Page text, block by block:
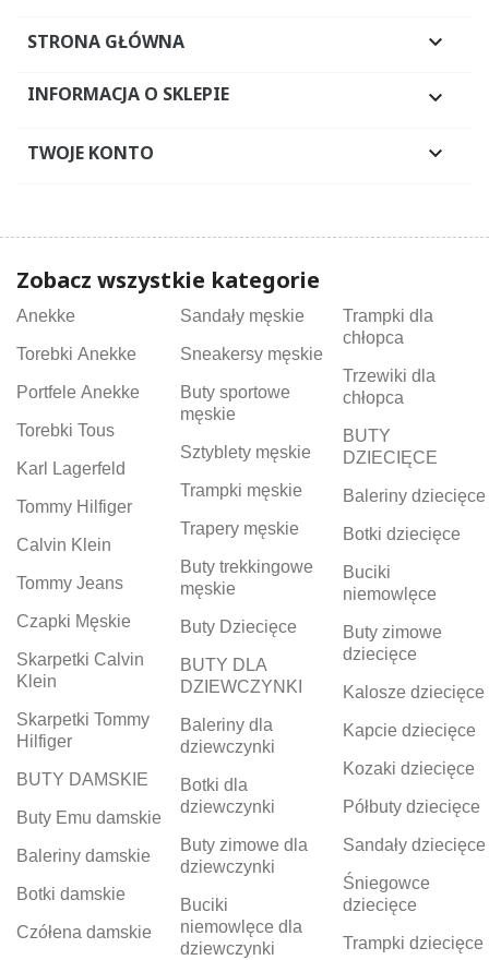
STRONA GŁÓWNA 
INFORMACJA O SKLEPIE 
TWOJE KONTO 
Zobacz wszystkie kategorie
Anekke
Torebki Anekke
Portfele Anekke
Torebki Tous
Karl Lagerfeld
Tommy Hilfiger
Calvin Klein
Tommy Jeans
Czapki Męskie
Skarpetki Calvin
Klein
Skarpetki Tommy
Hilfiger
BUTY DAMSKIE
Buty Emu damskie
Baleriny damskie
Botki damskie
Czółena damskie
Sandały męskie
Sneakersy męskie
Buty sportowe
męskie
Sztyblety męskie
Trampki męskie
Trapery męskie
Buty trekkingowe
męskie
Buty Dziecięce
BUTY DLA
DZIEWCZYNKI
Baleriny dla
dziewczynki
Botki dla
dziewczynki
Buty zimowe dla
dziewczynki
Buciki
niemowlęce dla
dziewczynki
Trampki dla
chłopca
Trzewiki dla
chłopca
BUTY
DZIECIĘCE
Baleriny dziecięce
Botki dziecięce
Buciki
niemowlęce
Buty zimowe
dziecięce
Kalosze dziecięce
Kapcie dziecięce
Kozaki dziecięce
Półbuty dziecięce
Sandały dziecięce
Śniegowce
dziecięce
Trampki dziecięce